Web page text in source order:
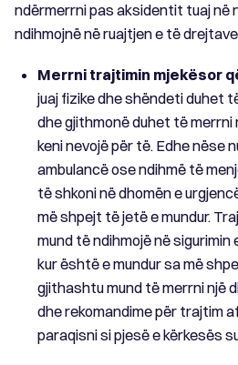
ndërmerrni pas aksidentit tuaj në
ndihmojnë në ruajtjen e të
Merrni trajtimin mjekësor
juaj fizike dhe shëndeti duhet
dhe gjithmonë duhet të merrni
keni nevojë për të. Edhe nëse
ambulancë ose ndihmë të
të shkoni në dhomën e
më shpejt të jetë e mundur.
mund të ndihmojë në
kur është e mundur sa më
gjithashtu mund të merrni një
dhe rekomandime për trajtim
paraqisni si pjesë e kërkesës